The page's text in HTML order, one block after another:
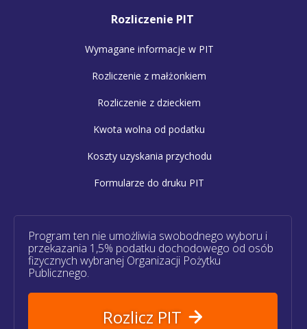
Rozliczenie PIT
Wymagane informacje w PIT
Rozliczenie z małżonkiem
Rozliczenie z dzieckiem
Kwota wolna od podatku
Koszty uzyskania przychodu
Formularze do druku PIT
Program ten nie umożliwia swobodnego wyboru i
przekazania 1,5% podatku dochodowego od osób
fizycznych wybranej Organizacji Pożytku
Publicznego.
Rozlicz PIT